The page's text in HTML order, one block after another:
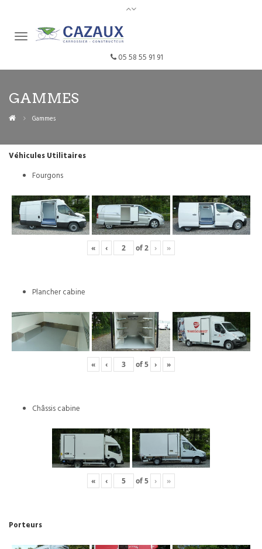
05 58 55 91 91
GAMMES
Gammes
Véhicules Utilitaires
Fourgons
« ‹ of2 › »
Plancher cabine
« ‹ of5 › »
Châssis cabine
« ‹ of5 › »
Porteurs